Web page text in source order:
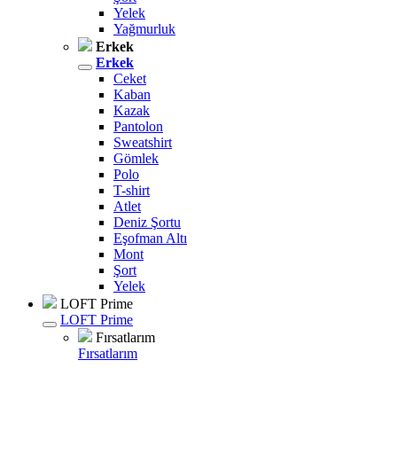
Yelek
Yağmurluk
Erkek
Erkek
Ceket
Kaban
Kazak
Pantolon
Sweatshirt
Gömlek
Polo
T-shirt
Atlet
Deniz Şortu
Eşofman Altı
Mont
Şort
Yelek
LOFT Prime
LOFT Prime
Fırsatlarım
Fırsatlarım